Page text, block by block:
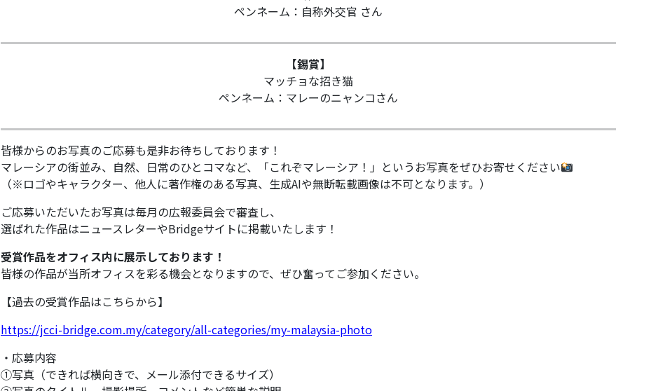
ペンネーム：自称外交官 さん
【錫賞】
マッチョな招き猫
ペンネーム：マレーのニャンコさん
皆様からのお写真のご応募も是非お待ちしております！
マレーシアの街並み、自然、日常のひとコマなど、「これぞマレーシア！」というお写真をぜひお寄せください
（※ロゴやキャラクター、他人に著作権のある写真、生成AIや無断転載画像は不可となります。）
ご応募いただいたお写真は毎月の広報委員会で審査し、
選ばれた作品はニュースレターやBridgeサイトに掲載いたします！
受賞作品をオフィス内に展示しております！
皆様の作品が当所オフィスを彩る機会となりますので、ぜひ奮ってご参加ください。
【過去の受賞作品はこちらから】
https://jcci-bridge.com.my/category/all-categories/my-malaysia-photo
・応募内容
①写真（できれば横向きで、メール添付できるサイズ）